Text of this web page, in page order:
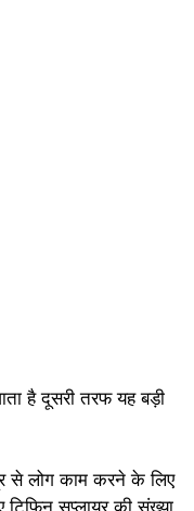
है दूसरी तरफ यह बड़ी
से लोग काम करने के लिए
सप्लायर की संख्या